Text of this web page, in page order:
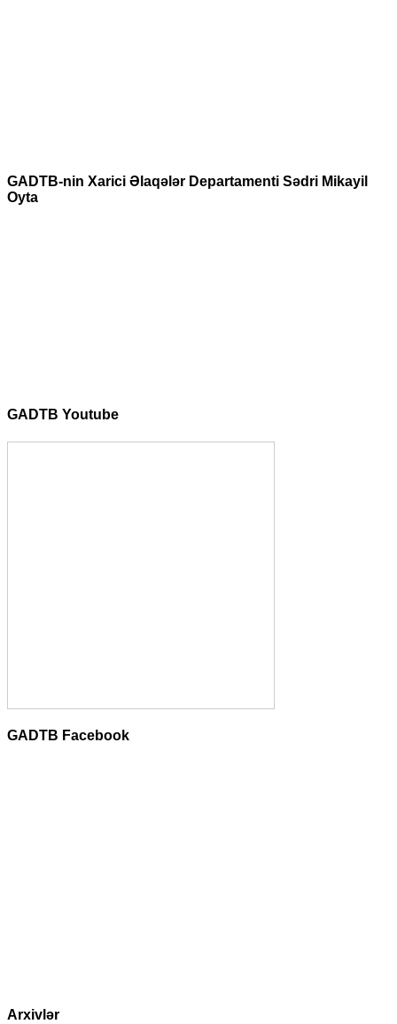
GADTB-nin Xarici Əlaqələr Departamenti Sədri Mikayil
Oyta
GADTB Youtube
GADTB Facebook
Arxivlər